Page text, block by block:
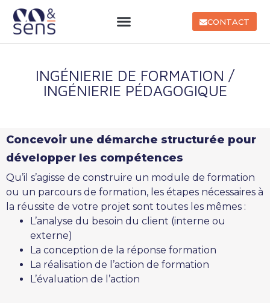
CONTACT
INGÉNIERIE DE FORMATION /
INGÉNIERIE PÉDAGOGIQUE
Concevoir une démarche structurée pour
développer les compétences
Qu’il s’agisse de construire un module de formation
ou un parcours de formation, les étapes nécessaires à
la réussite de votre projet sont toutes les mêmes :
L’analyse du besoin du client (interne ou
externe)
La conception de la réponse formation
La réalisation de l’action de formation
L’évaluation de l’action